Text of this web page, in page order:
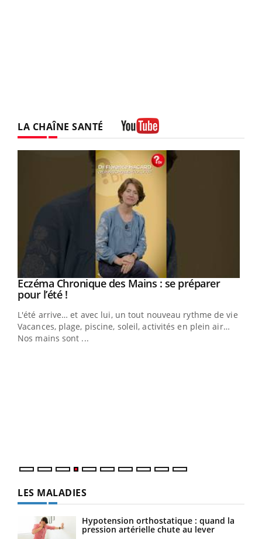
LA CHAÎNE SANTÉ
Youtube
Eczéma Chronique des Mains : se préparer
pour l’été !Youtube
L'été arrive… et avec lui, un tout nouveau rythme de vie !
Vacances, plage, piscine, soleil, activités en plein air…
Nos mains sont ...
LES MALADIES
Hypotension orthostatique : quand la
pression artérielle chute au lever